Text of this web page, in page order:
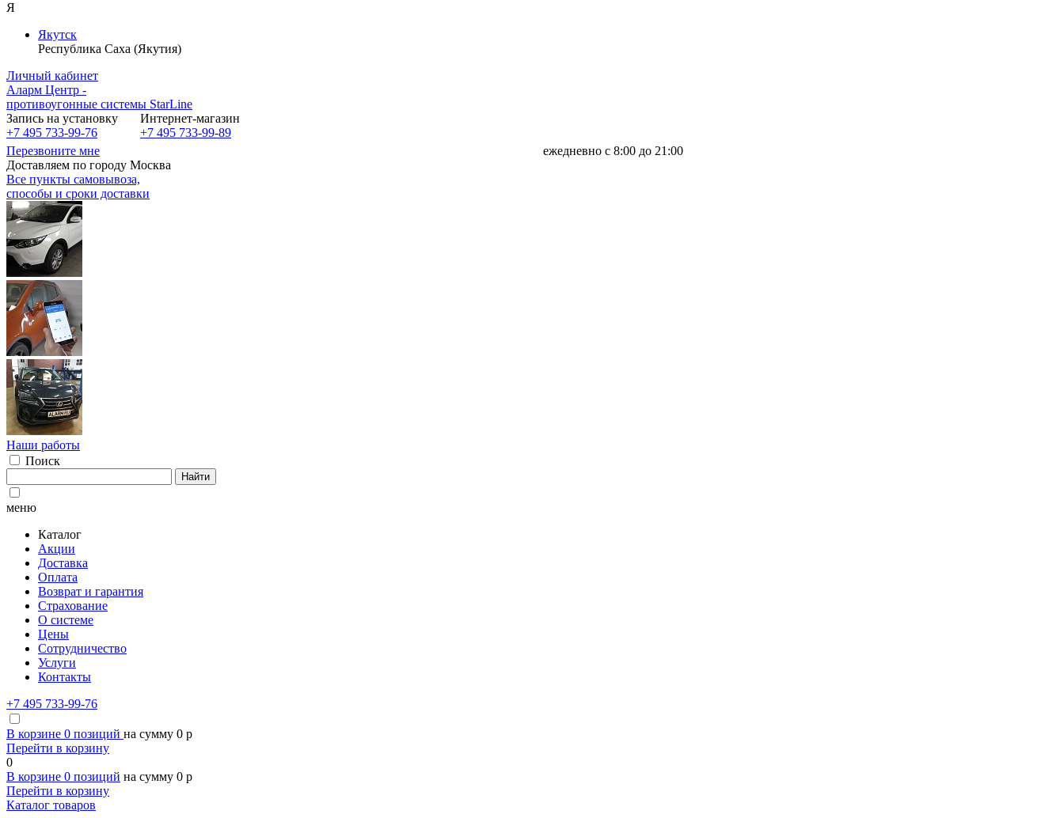
Я
Якутск
Республика Саха (Якутия)
Личный кабинет
Аларм Центр -
противоугонные системы StarLine
Запись на установку
+7 495 733-99-76
Интернет-магазин
+7 495 733-99-89
Перезвоните мне
ежедневно с 8:00 до 21:00
Доставляем по городу Москва
Все пункты самовывоза,
способы и сроки доставки
Наши работы
Поиск
Найти
меню
Каталог
Акции
Доставка
Оплата
Возврат и гарантия
Страхование
О системе
Цены
Сотрудничество
Услуги
Контакты
+7 495 733-99-76
В корзине 0 позиций на сумму 0 p
Перейти в корзину
0
В корзине 0 позиций на сумму 0 p
Перейти в корзину
Каталог товаров